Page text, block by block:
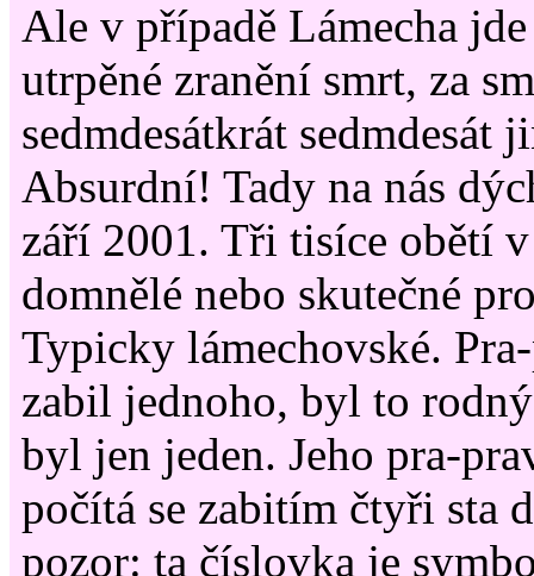
Ale v případě Lámecha
utrpěné zranění smrt, za
sedmdesátkrát
Absurdní! Tady na nás
září 2001. Tři tisíce obětí
domnělé nebo skutečné
Typicky lámechovské.
zabil jednoho, byl to
byl jen jeden. Jeho pra-
počítá se zabitím čtyři sta
pozor: ta číslovka je